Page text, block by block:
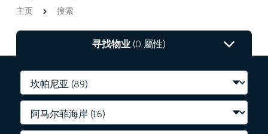
主页 搜索
寻找物业(0 屬性)